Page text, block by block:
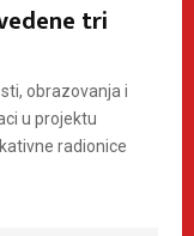
tri
obrazovanja i
u projektu
radionice